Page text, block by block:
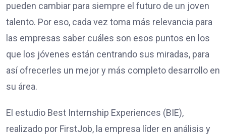
pueden cambiar para siempre el futuro de un joven
talento. Por eso, cada vez toma más relevancia para
las empresas saber cuáles son esos puntos en los
que los jóvenes están centrando sus miradas, para
así ofrecerles un mejor y más completo desarrollo en
su área.
El estudio Best Internship Experiences (BIE),
realizado por FirstJob, la empresa líder en análisis y